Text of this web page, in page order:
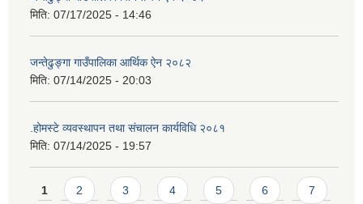
मिति: 07/17/2025 - 14:46
जन्तेढुङ्गा गाउँपालिका आर्थिक ऐन २०८२
मिति: 07/14/2025 - 20:03
.होमस्टे व्यवस्थापन तथा संचालन कार्यविधि २०८१
मिति: 07/14/2025 - 19:57
Pages
1 2 3 4 5 6 7